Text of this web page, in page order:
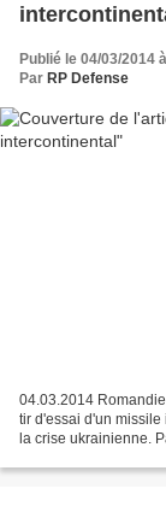
Publié le 04/03/2014
Par RP Defense
04.03.2014
tir d'essai d'un
la crise ukrainienne.